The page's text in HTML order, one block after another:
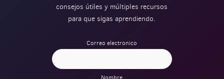
consejos útiles y múltiples recursos
para que sigas aprendiendo.
Correo electronico